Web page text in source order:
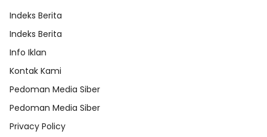
Indeks Berita
Indeks Berita
Info Iklan
Kontak Kami
Pedoman Media Siber
Pedoman Media Siber
Privacy Policy